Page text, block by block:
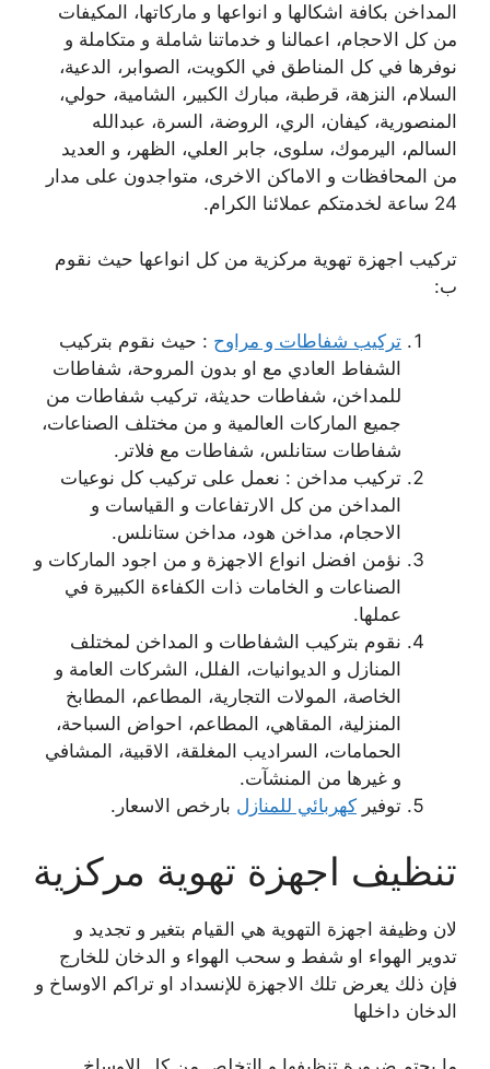
المداخن بكافة اشكالها و انواعها و ماركاتها، المكيفات
من كل الاحجام، اعمالنا و خدماتنا شاملة و متكاملة و
نوفرها في كل المناطق في الكويت، الصوابر، الدعية،
السلام، النزهة، قرطبة، مبارك الكبير، الشامية، حولي،
المنصورية، كيفان، الري، الروضة، السرة، عبدالله
السالم، اليرموك، سلوى، جابر العلي، الظهر، و العديد
من المحافظات و الاماكن الاخرى، متواجدون على مدار
24 ساعة لخدمتكم عملائنا الكرام.
تركيب اجهزة تهوية مركزية من كل انواعها حيث نقوم
ب:
تركيب شفاطات و مراوح : حيث نقوم بتركيب
الشفاط العادي مع او بدون المروحة، شفاطات
للمداخن، شفاطات حديثة، تركيب شفاطات من
جميع الماركات العالمية و من مختلف الصناعات،
شفاطات ستانلس، شفاطات مع فلاتر.
تركيب مداخن : نعمل على تركيب كل نوعيات
المداخن من كل الارتفاعات و القياسات و
الاحجام، مداخن هود، مداخن ستانلس.
نؤمن افضل انواع الاجهزة و من اجود الماركات و
الصناعات و الخامات ذات الكفاءة الكبيرة في
عملها.
نقوم بتركيب الشفاطات و المداخن لمختلف
المنازل و الديوانيات، الفلل، الشركات العامة و
الخاصة، المولات التجارية، المطاعم، المطابخ
المنزلية، المقاهي، المطاعم، احواض السباحة،
الحمامات، السراديب المغلقة، الاقبية، المشافي
و غيرها من المنشآت.
توفير كهربائي للمنازل بارخص الاسعار.
تنظيف اجهزة تهوية مركزية
لان وظيفة اجهزة التهوية هي القيام بتغير و تجديد و
تدوير الهواء او شفط و سحب الهواء و الدخان للخارج
فإن ذلك يعرض تلك الاجهزة للإنسداد او تراكم الاوساخ و
الدخان داخلها